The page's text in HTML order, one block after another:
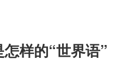
样的“世界语”